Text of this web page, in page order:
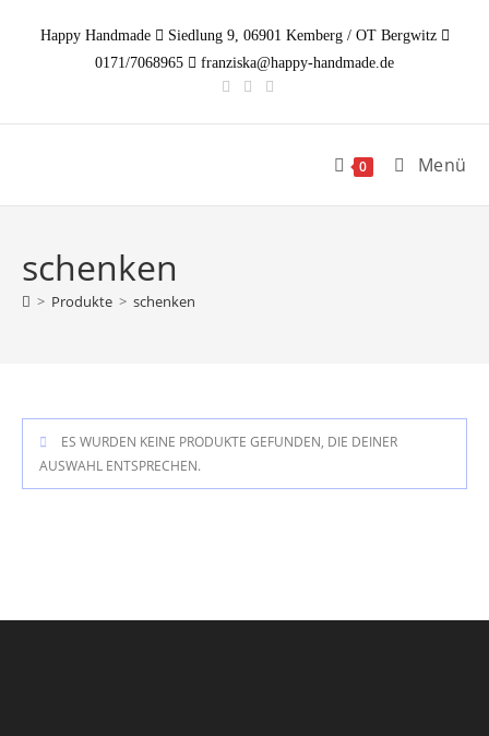
InhaltHappy Handmade
Siedlung 9, 06901 Kemberg / OT Bergwitz
0171/7068965
franziska@happy-handmade.de
0 Menü
schenken
> Produkte > schenken
ES WURDEN KEINE PRODUKTE GEFUNDEN, DIE DEINER
AUSWAHL ENTSPRECHEN.